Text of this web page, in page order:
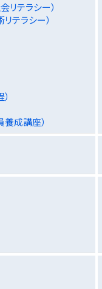
リテラシー）
テラシー）
成講座）